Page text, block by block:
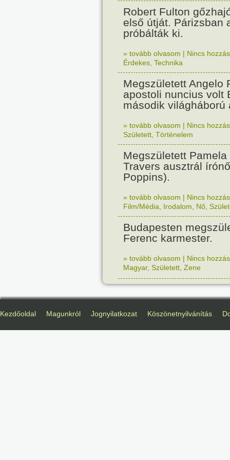
Robert Fulton
első útját. Párizsban
próbálták ki.
» tovább olvasom | Nincs
Érdekes Technika
Megszületett Angelo
apostoli nuncius volt
második világháború
» tovább olvasom | Nincs
Született Történelem
Megszületett Pamela
Travers ausztrál
Poppins).
» tovább olvasom | Nincs
Film/Média
Irodalom Nő
Budapesten
Ferenc karmester.
» tovább olvasom | Nincs
Magyar, Született Zene
Kezdőoldal Magunkról Jognyilatkozat Köszönetnyilvánítás